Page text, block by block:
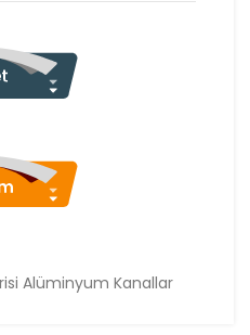
Alüminyum Kanallar